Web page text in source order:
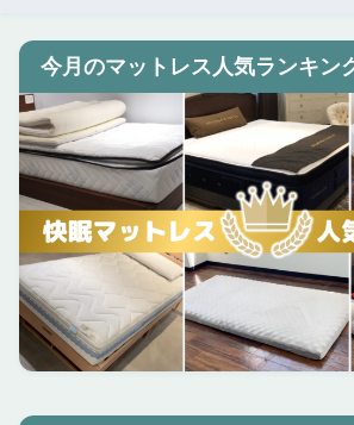
今月のマットレス人気ランキン